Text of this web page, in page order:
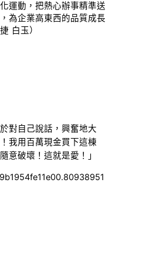
運動，把熱心辦事精準送
為企業高東西的品質成長
捷 白玉）
對自己說話，興奮地大
我用百萬現金買下這棟
意破壞！這就是愛！」